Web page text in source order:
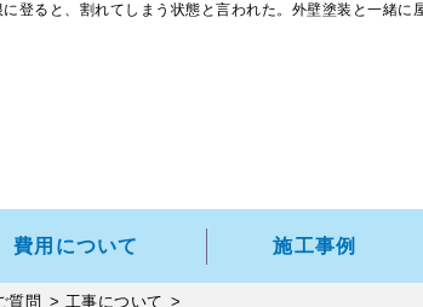
登ると、割れてしまう状態と言われた。外壁塗装と一緒
費用について 施工事例
質問 > 工事について >